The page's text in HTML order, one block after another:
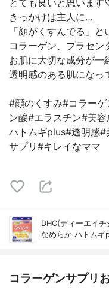
とても良いと思いま
きっかけは主人に…
「顔がくすんでる」
コラーゲン、プラセ
お肌に大切な成分が一
透明感のある肌になっ
#顔のくすみ#コラー
ン酸#エラスチン#美
ハトムギplus#透明感
サプリ#キレイなママ
DHC(ディーエイチ
なめらか ハトムギ
コラーゲンサプリ